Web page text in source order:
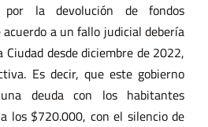
la devolución de fondos
a un fallo judicial debería
desde diciembre de 2022,
Es decir, que este gobierno
deuda con los habitantes
los $720.000, con el silencio de